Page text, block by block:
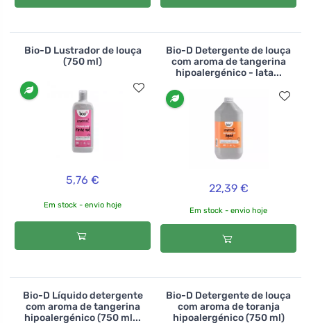
Bio-D Lustrador de louça
(750 ml)
5,76 €
Em stock - envio hoje
Bio-D Detergente de louça
com aroma de tangerina
hipoalergénico - lata...
22,39 €
Em stock - envio hoje
Bio-D Líquido detergente
com aroma de tangerina
hipoalergénico (750 ml...
Bio-D Detergente de louça
com aroma de toranja
hipoalergénico (750 ml)